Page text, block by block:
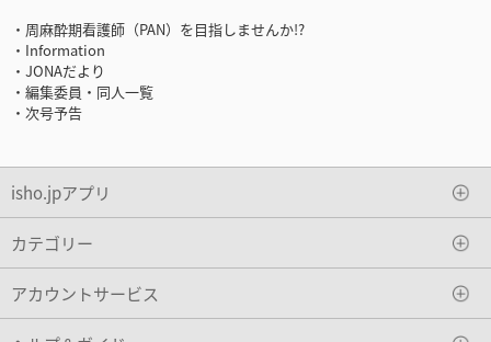
・周麻酔期看護師（PAN）を目指しませんか!?
・Information
・JONAだより
・編集委員・同人一覧
・次号予告
isho.jpアプリ
カテゴリー
アカウントサービス